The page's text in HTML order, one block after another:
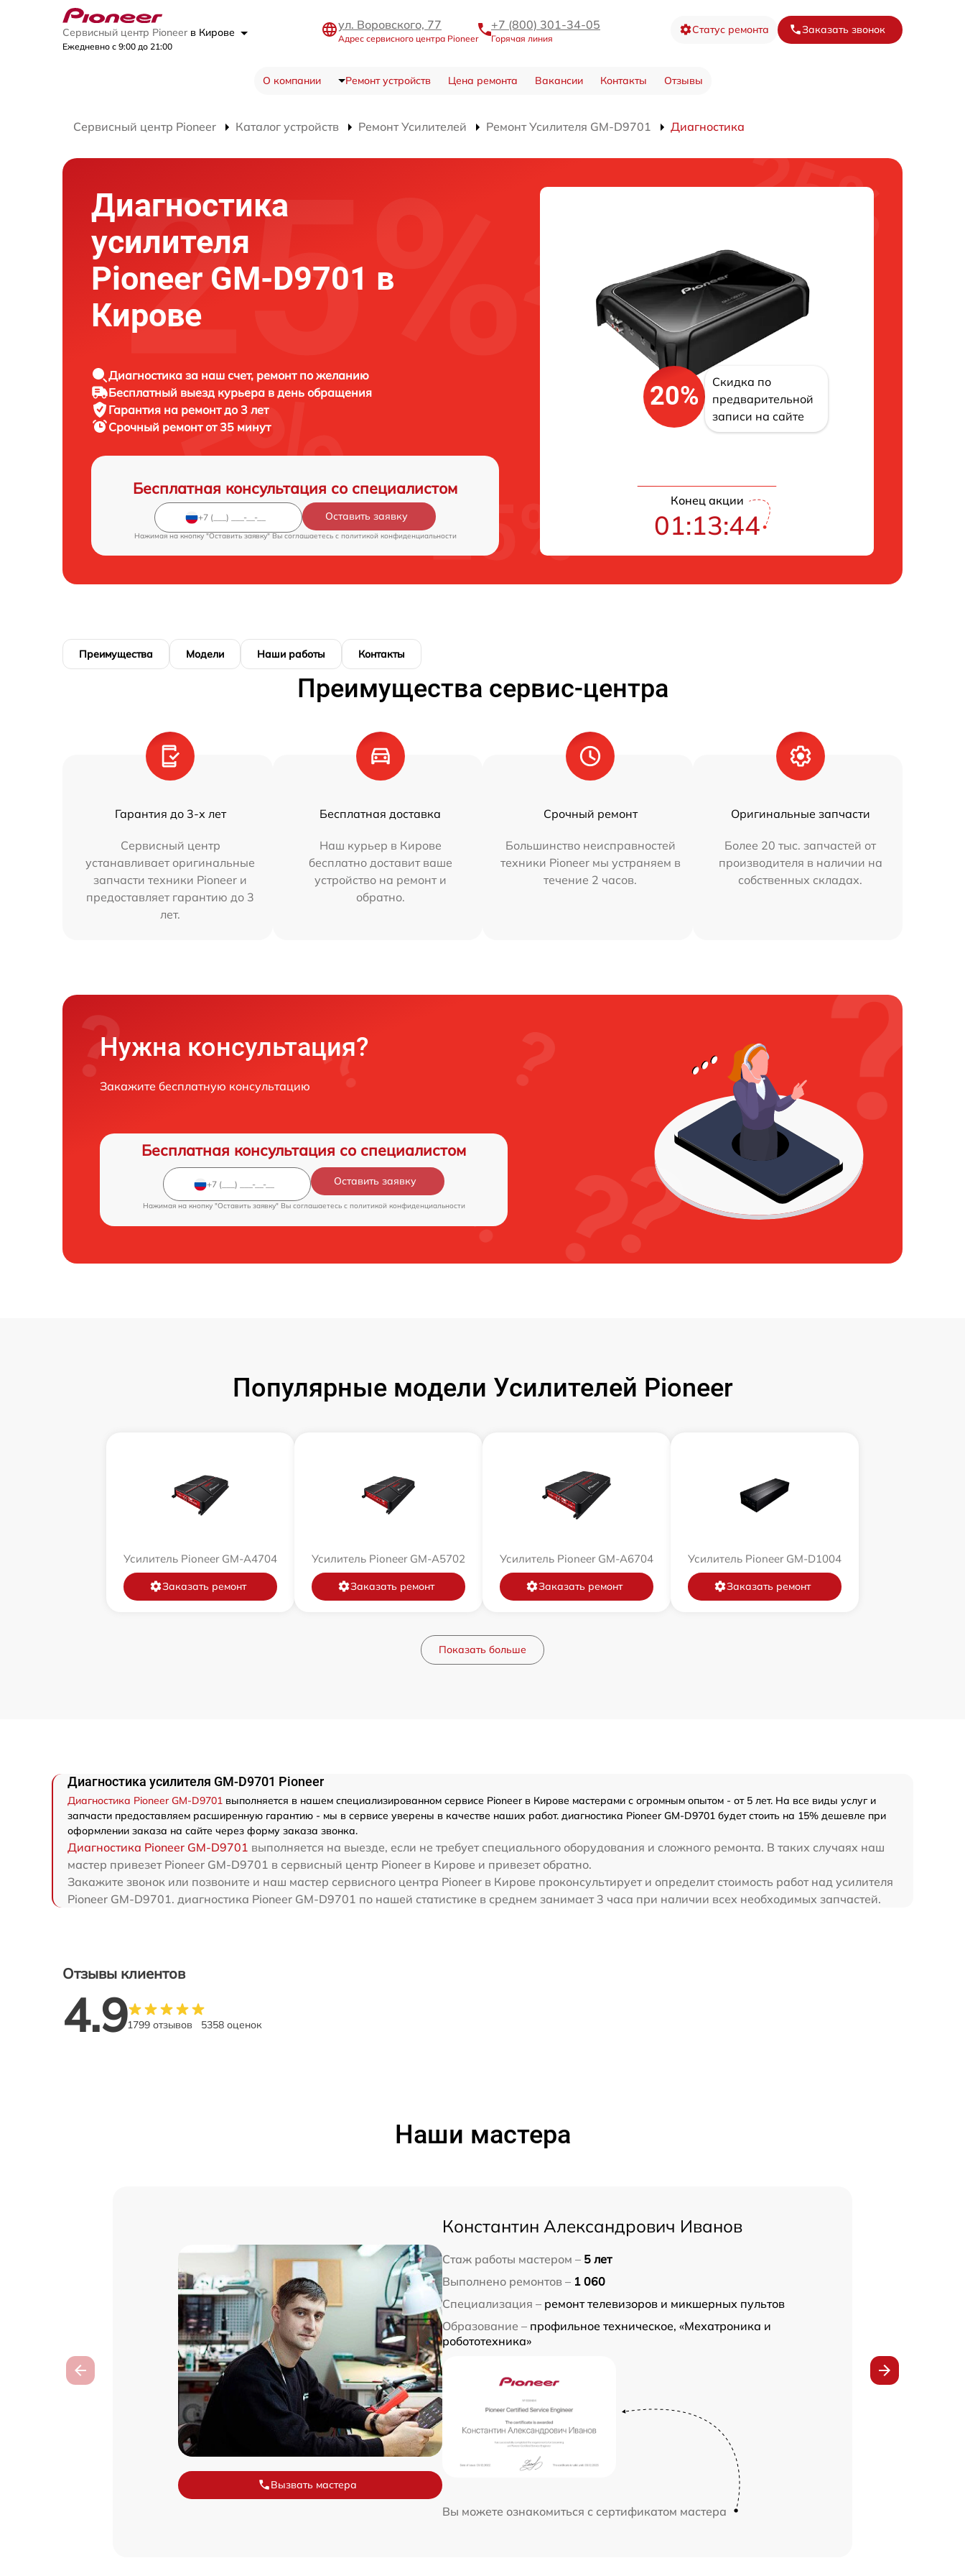
Сервисный центр Pioneer в Кирове
Ежедневно с 9:00 до 21:00
ул. Воровского, 77
Адрес сервисного центра Pioneer
+7 (800) 301-34-05
Горячая линия
Статус ремонта Заказать звонок
О компании Ремонт устройств Цена ремонта Вакансии Контакты Отзывы
Сервисный центр Pioneer Каталог устройств Ремонт Усилителей Ремонт Усилителя GM-D9701 Диагностика
Диагностика
усилителя
Pioneer GM-D9701 в
Кирове
Диагностика за наш счет, ремонт по желанию
Бесплатный выезд курьера в день обращения
Гарантия на ремонт до 3 лет
Срочный ремонт от 35 минут
Бесплатная консультация со специалистом
Оставить заявку
Нажимая на кнопку "Оставить заявку" Вы соглашаетесь c политикой конфиденциальности
20%
Скидка по
предварительной
записи на сайте
Конец акции
01:13:43
Преимущества Модели Наши работы Контакты
Преимущества сервис-центра
Гарантия до 3-х лет
Сервисный центр
устанавливает оригинальные
запчасти техники Pioneer и
предоставляет гарантию до 3
лет.
Бесплатная доставка
Наш курьер в Кирове
бесплатно доставит ваше
устройство на ремонт и
обратно.
Срочный ремонт
Большинство неисправностей
техники Pioneer мы устраняем в
течение 2 часов.
Оригинальные запчасти
Более 20 тыс. запчастей от
производителя в наличии на
собственных складах.
Нужна консультация?
Закажите бесплатную консультацию
Бесплатная консультация со специалистом
Оставить заявку
Нажимая на кнопку "Оставить заявку" Вы соглашаетесь c политикой конфиденциальности
Популярные модели Усилителей Pioneer
Усилитель Pioneer GM-A4704
Заказать ремонт
Усилитель Pioneer GM-A5702
Заказать ремонт
Усилитель Pioneer GM-A6704
Заказать ремонт
Усилитель Pioneer GM-D1004
Заказать ремонт
Показать больше
Диагностика усилителя GM-D9701 Pioneer
Диагностика Pioneer GM-D9701 выполняется в нашем специализированном сервисе Pioneer в Кирове мастерами с огромным опытом - от 5 лет. На все виды услуг и
запчасти предоставляем расширенную гарантию - мы в сервисе уверены в качестве наших работ. диагностика Pioneer GM-D9701 будет стоить на 15% дешевле при
оформлении заказа на сайте через форму заказа звонка.
Диагностика Pioneer GM-D9701 выполняется на выезде, если не требует специального оборудования и сложного ремонта. В таких случаях наш
мастер привезет Pioneer GM-D9701 в сервисный центр Pioneer в Кирове и привезет обратно.
Закажите звонок или позвоните и наш мастер сервисного центра Pioneer в Кирове проконсультирует и определит стоимость работ над усилителя
Pioneer GM-D9701. диагностика Pioneer GM-D9701 по нашей статистике в среднем занимает 3 часа при наличии всех необходимых запчастей.
Отзывы клиентов
4.91799 отзывов 5358 оценок
Наши мастера
Вызвать мастера
Константин Александрович Иванов
Стаж работы мастером – 5 лет
Выполнено ремонтов – 1 060
Специализация – ремонт телевизоров и микшерных пультов
Образование – профильное техническое, «Мехатроника и
робототехника»
Вы можете ознакомиться с сертификатом мастера